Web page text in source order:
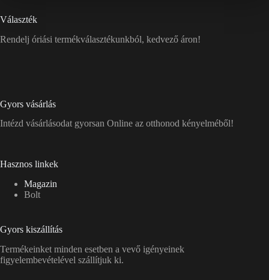
Választék
Rendelj óriási termékválasztékunkból, kedvező áron!
Gyors vásárlás
Intézd vásárlásodat gyorsan Online az otthonod kényelméből!
Hasznos linkek
Magazin
Bolt
Gyors kiszállítás
Termékeinket minden esetben a vevő igényeinek
figyelembevételével szállítjuk ki.